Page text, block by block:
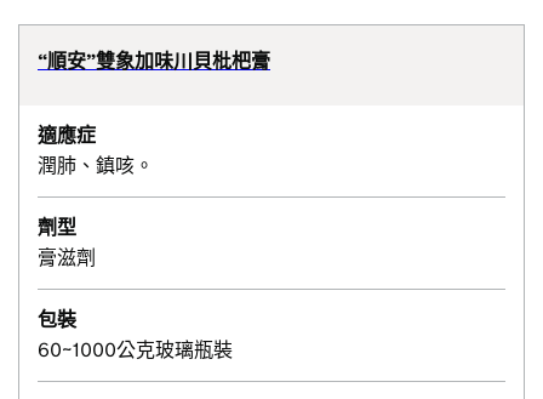
“順安”雙象加味川貝枇杷膏
適應症
潤肺、鎮咳。
劑型
膏滋劑
包裝
60~1000公克玻璃瓶裝